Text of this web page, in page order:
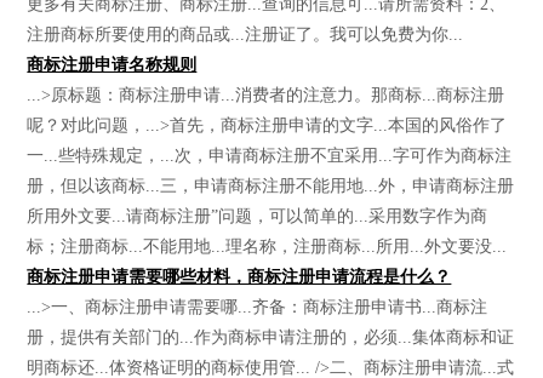
更多有关商标注册、商标注册...查询的信息可...请所需资料：2、
注册商标所要使用的商品或...注册证了。我可以免费为你...
商标注册申请名称规则
...>原标题：商标注册申请...消费者的注意力。那商标...商标注册
呢？对此问题，...>首先，商标注册申请的文字...本国的风俗作了
一...些特殊规定，...次，申请商标注册不宜采用...字可作为商标注
册，但以该商标...三，申请商标注册不能用地...外，申请商标注册
所用外文要...请商标注册”问题，可以简单的...采用数字作为商
标；注册商标...不能用地...理名称，注册商标...所用...外文要没...
商标注册申请需要哪些材料，商标注册申请流程是什么？
...>一、商标注册申请需要哪...齐备：商标注册申请书...商标注
册，提供有关部门的...作为商标申请注册的，必须...集体商标和证
明商标还...体资格证明的商标使用管... />二、商标注册申请流...式